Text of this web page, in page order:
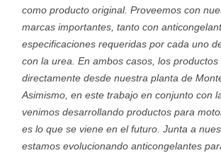
como producto original. Proveemos con
marcas importantes, tanto con
especificaciones requeridas por cada uno
con la urea. En ambos casos, los
directamente desde nuestra planta de
Asimismo, en este trabajo en conjunto con
venimos desarrollando productos para
es lo que se viene en el futuro. Junta a
estamos evolucionando anticongelantes